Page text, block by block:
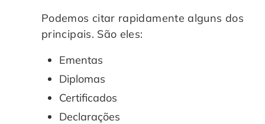
Podemos citar rapidamente alguns dos
principais. São eles:
Ementas
Diplomas
Certificados
Declarações